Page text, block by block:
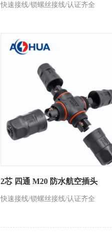
快速接线/锁螺丝接线/认证齐全
2芯 四通 M20 防水航空插头
快速接线/锁螺丝接线/认证齐全